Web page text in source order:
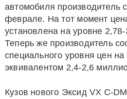
автомобиля производитель
феврале. На тот момент
установлена на уровне
Теперь же производитель
специального уровня цен
эквивалентом 2,4-2,6
Кузов нового Эксид VX C-